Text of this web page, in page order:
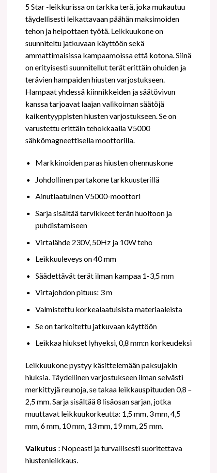
5 Star -leikkurissa on tarkka terä, joka mukautuu
täydellisesti leikattavaan päähän maksimoiden
tehon ja helpottaen työtä. Leikkuukone on
suunniteltu jatkuvaan käyttöön sekä
ammattimaisissa kampaamoissa että kotona. Siinä
on erityisesti suunnitellut terät erittäin ohuiden ja
terävien hampaiden hiusten varjostukseen.
Hampaat yhdessä kiinnikkeiden ja säätövivun
kanssa tarjoavat laajan valikoiman säätöjä
kaikentyyppisten hiusten varjostukseen. Se on
varustettu erittäin tehokkaalla V5000
sähkömagneettisella moottorilla.
Markkinoiden paras hiusten ohennuskone
Johdollinen partakone tarkkuusterillä
Ainutlaatuinen V5000-moottori
Sarja sisältää tarvikkeet terän huoltoon ja
puhdistamiseen
Virtalähde 230V, 50Hz ja 10W teho
Leikkuuleveys on 40 mm
Säädettävät terät ilman kampaa 1-3,5 mm
Virtajohdon pituus: 3 m
Valmistettu korkealaatuisista materiaaleista
Se on tarkoitettu jatkuvaan käyttöön
Leikkaa hiukset lyhyeksi, 0,8 mm:n korkeudeksi
Leikkuukone pystyy käsittelemään paksujakin
hiuksia. Täydellinen varjostukseen ilman selvästi
merkittyjä reunoja, se takaa leikkauspituuden 0,8 –
2,5 mm. Sarja sisältää 8 lisäosan sarjan, jotka
muuttavat leikkuukorkeutta: 1,5 mm, 3 mm, 4,5
mm, 6 mm, 10 mm, 13 mm, 19 mm, 25 mm.
Vaikutus : Nopeasti ja turvallisesti suoritettava
hiustenleikkaus.